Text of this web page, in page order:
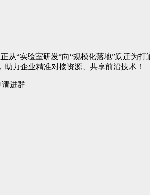
从“实验室研发”向“规模化落地”跃迁为
力企业精准对接资源、共享前沿技术！
请进群